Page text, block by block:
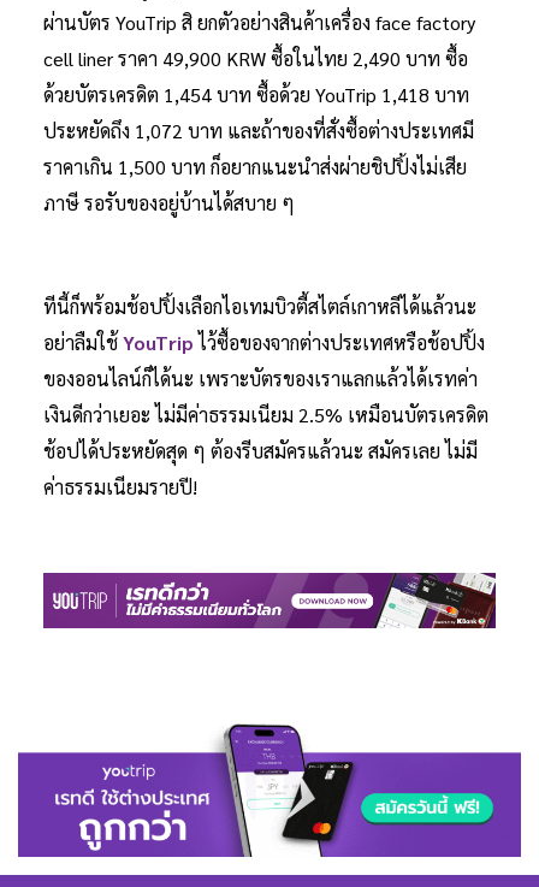
ผ่านบัตร YouTrip สิ ยกตัวอย่างสินค้าเครื่อง face factory
cell liner ราคา 49,900 KRW ซื้อในไทย 2,490 บาท ซื้อ
ด้วยบัตรเครดิต 1,454 บาท ซื้อด้วย YouTrip 1,418 บาท
ประหยัดถึง 1,072 บาท และถ้าของที่สั่งซื้อต่างประเทศมี
ราคาเกิน 1,500 บาท ก็อยากแนะนำส่งผ่ายชิปปิ้งไม่เสีย
ภาษี รอรับของอยู่บ้านได้สบาย ๆ
ทีนี้ก็พร้อมช้อปปิ้งเลือกไอเทมบิวตี้สไตล์เกาหลีได้แล้วนะ
อย่าลืมใช้YouTripไว้ซื้อของจากต่างประเทศหรือช้อปปิ้ง
ของออนไลน์ก็ได้นะ เพราะบัตรของเราแลกแล้วได้เรทค่า
เงินดีกว่าเยอะ ไม่มีค่าธรรมเนียม 2.5% เหมือนบัตรเครดิต
ช้อปได้ประหยัดสุด ๆ ต้องรีบสมัครแล้วนะ สมัครเลย ไม่มี
ค่าธรรมเนียมรายปี!